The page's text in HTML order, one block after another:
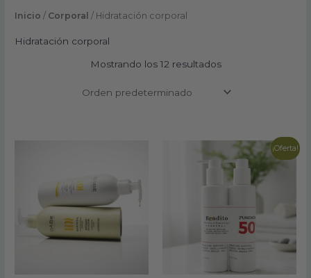
Inicio / Corporal / Hidratación corporal
Hidratación corporal
Mostrando los 12 resultados
¡Oferta!
precio
original
€49.40.
El
precio
actual
es: